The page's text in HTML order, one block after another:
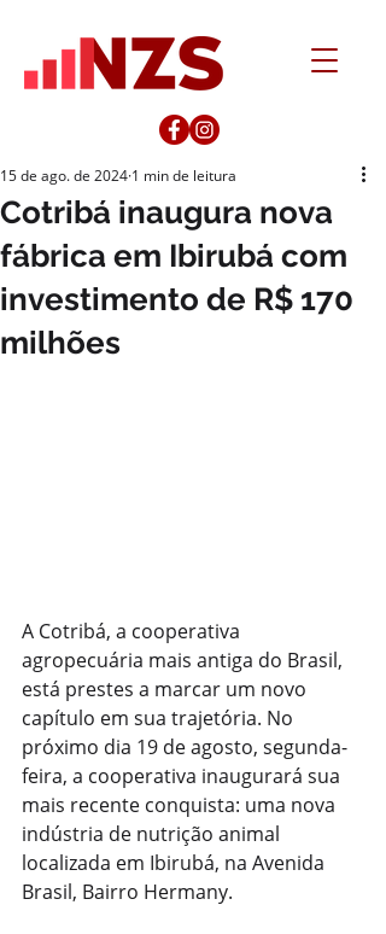
Cotribá inaugura nova
fábrica em Ibirubá com
investimento de R$ 170
milhões
15 de ago. de 2024 1 min de leitura
A Cotribá, a cooperativa
agropecuária mais antiga do Brasil,
está prestes a marcar um novo
capítulo em sua trajetória. No
próximo dia 19 de agosto, segunda-
feira, a cooperativa inaugurará sua
mais recente conquista: uma nova
indústria de nutrição animal
localizada em Ibirubá, na Avenida
Brasil, Bairro Hermany.